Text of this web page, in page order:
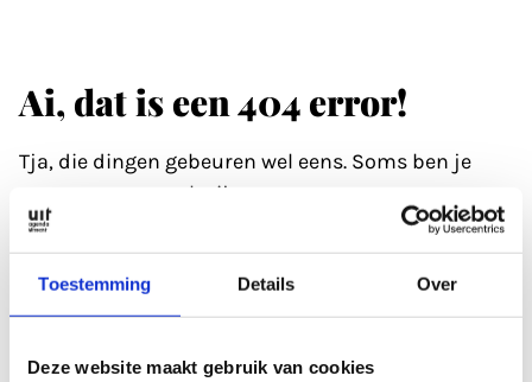
Toestemming Details Over
Deze website maakt gebruik van cookies
Ai, dat is een 404 error!
Tja, die dingen gebeuren wel eens. Soms ben je
gewoon even wat kwijt.
even een 'hickup'.
Anders kan je altijd even de zoekfunctie proberen?